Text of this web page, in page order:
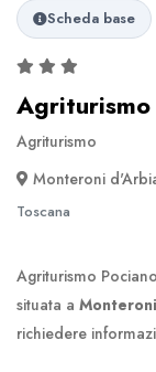
Scheda base
Agriturismo
Agriturismo
Monteroni
Toscana
Agriturismo
situata a
richiedere